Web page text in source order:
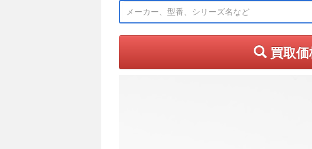
買取価